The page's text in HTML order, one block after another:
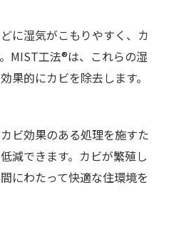
に湿気がこもりやすく、カ
MIST工法®は、これらの湿
果的にカビを除去します。
ビ効果のある処理を施すた
減できます。カビが繁殖し
にわたって快適な住環境を